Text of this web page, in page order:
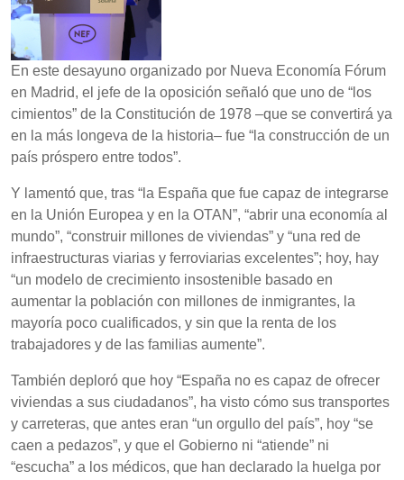
En este desayuno organizado por Nueva Economía Fórum
en Madrid, el jefe de la oposición señaló que uno de “los
cimientos” de la Constitución de 1978 –que se convertirá ya
en la más longeva de la historia– fue “la construcción de un
país próspero entre todos”.
Y lamentó que, tras “la España que fue capaz de integrarse
en la Unión Europea y en la OTAN”, “abrir una economía al
mundo”, “construir millones de viviendas” y “una red de
infraestructuras viarias y ferroviarias excelentes”; hoy, hay
“un modelo de crecimiento insostenible basado en
aumentar la población con millones de inmigrantes, la
mayoría poco cualificados, y sin que la renta de los
trabajadores y de las familias aumente”.
También deploró que hoy “España no es capaz de ofrecer
viviendas a sus ciudadanos”, ha visto cómo sus transportes
y carreteras, que antes eran “un orgullo del país”, hoy “se
caen a pedazos”, y que el Gobierno ni “atiende” ni
“escucha” a los médicos, que han declarado la huelga por